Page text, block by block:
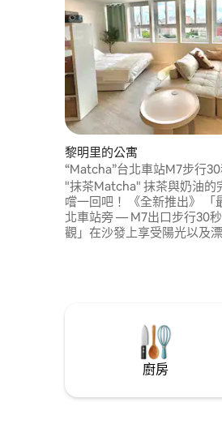
黎明里的公寓
“Matcha”台北車站M7步行30
|101景觀 |投影機 |洗衣機 |外
"抹茶Matcha" 抹茶與奶油的完美融合， 來
嚐一回吧！ 《全新推出》 「最佳地點」台
北車站旁 — M7出口步行30秒
觀」在沙發上享受陽光以及漂
『所有床組 浴巾 每次皆會全
房內附英文說明 外國人友善
「行李寄存」 僅提供入住當
離》 步行5分鐘：台北火車
廚房